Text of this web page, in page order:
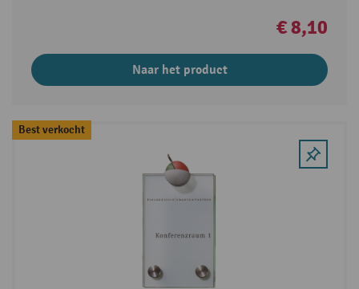
€ 8,10
Naar het product
Best verkocht